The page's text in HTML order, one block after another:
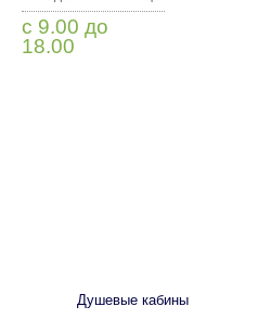
с 9.00 до
18.00
Душевые кабины